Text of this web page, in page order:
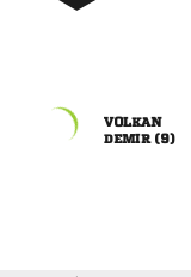

 